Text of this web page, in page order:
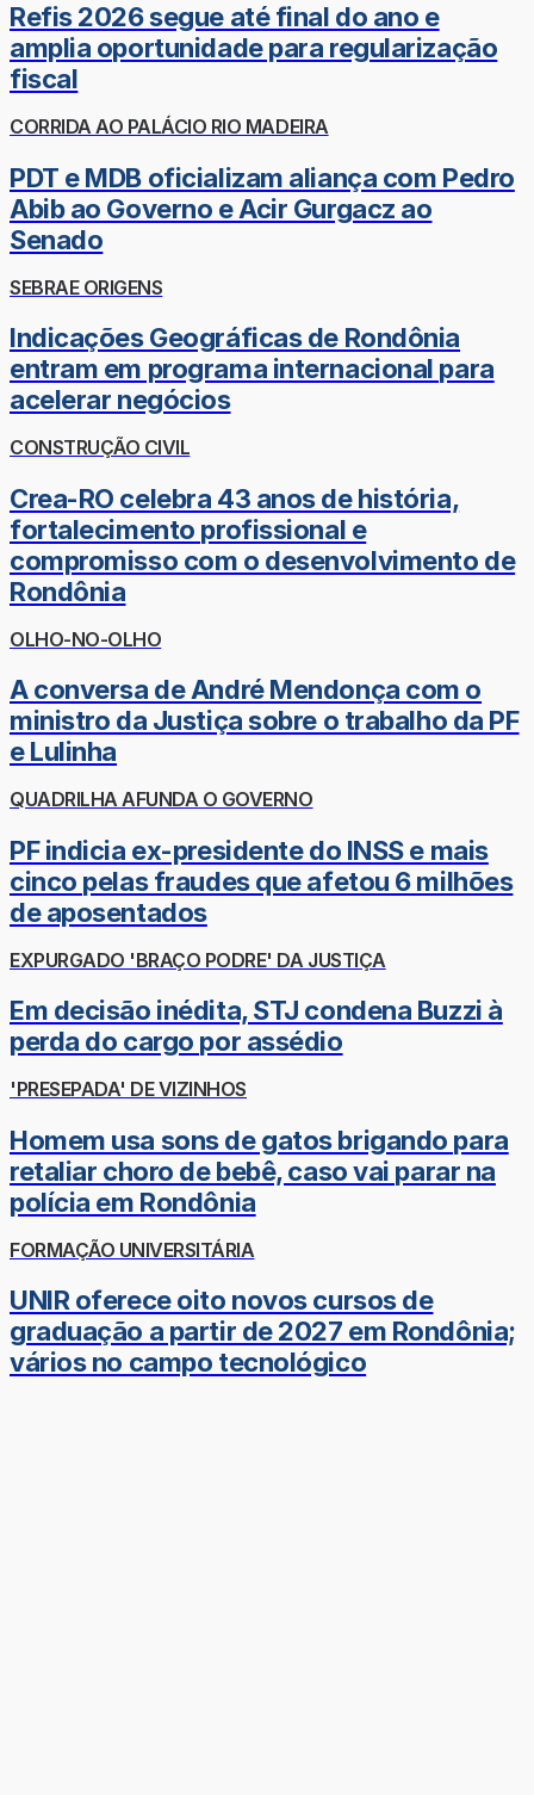
Refis 2026 segue até final do ano e
amplia oportunidade para regularização
fiscal
CORRIDA AO PALÁCIO RIO MADEIRA
PDT e MDB oficializam aliança com Pedro
Abib ao Governo e Acir Gurgacz ao
Senado
SEBRAE ORIGENS
Indicações Geográficas de Rondônia
entram em programa internacional para
acelerar negócios
CONSTRUÇÃO CIVIL
Crea-RO celebra 43 anos de história,
fortalecimento profissional e
compromisso com o desenvolvimento de
Rondônia
OLHO-NO-OLHO
A conversa de André Mendonça com o
ministro da Justiça sobre o trabalho da PF
e Lulinha
QUADRILHA AFUNDA O GOVERNO
PF indicia ex-presidente do INSS e mais
cinco pelas fraudes que afetou 6 milhões
de aposentados
EXPURGADO 'BRAÇO PODRE' DA JUSTIÇA
Em decisão inédita, STJ condena Buzzi à
perda do cargo por assédio
'PRESEPADA' DE VIZINHOS
Homem usa sons de gatos brigando para
retaliar choro de bebê, caso vai parar na
polícia em Rondônia
FORMAÇÃO UNIVERSITÁRIA
UNIR oferece oito novos cursos de
graduação a partir de 2027 em Rondônia;
vários no campo tecnológico